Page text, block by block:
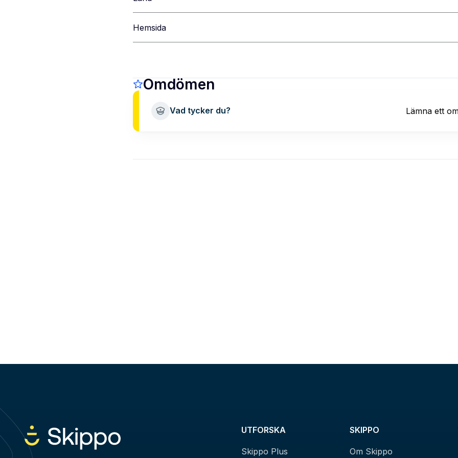
Hemsida
Omdömen
Vad tycker du? Lämna ett
UTFORSKA
Skippo Plus
SKIPPO
Om Skippo